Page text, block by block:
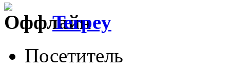
Terpey
Посетитель